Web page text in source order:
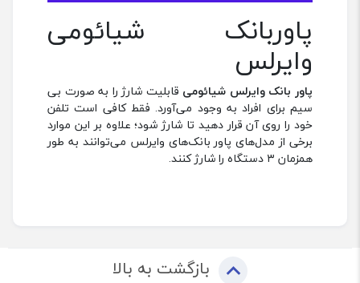
پاوربانک شیائومی
وایرلس
پاور بانک وایرلس شیائومی قابلیت شارژ را به صورت بی
سیم برای افراد به وجود می‌آورد. فقط کافی است تلفن
خود را روی آن قرار دهید تا شارژ شود؛ علاوه بر این موارد
برخی از مدل‌های پاور بانک‌های وایرلس می‌توانند به طور
همزمان ۳ دستگاه را شارژ کنند.
بازگشت به بالا